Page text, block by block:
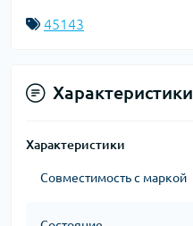
45143
Характеристики
Характеристики
Совместимость с маркой